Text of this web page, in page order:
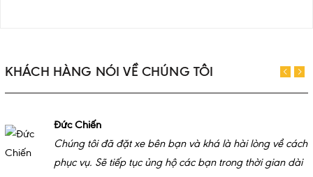
KHÁCH HÀNG NÓI VỀ CHÚNG TÔI
Đức Chiến
Chúng tôi đã đặt xe bên bạn và khá là hài lòng về cách
phục vụ. Sẽ tiếp tục ủng hộ các bạn trong thời gian dài